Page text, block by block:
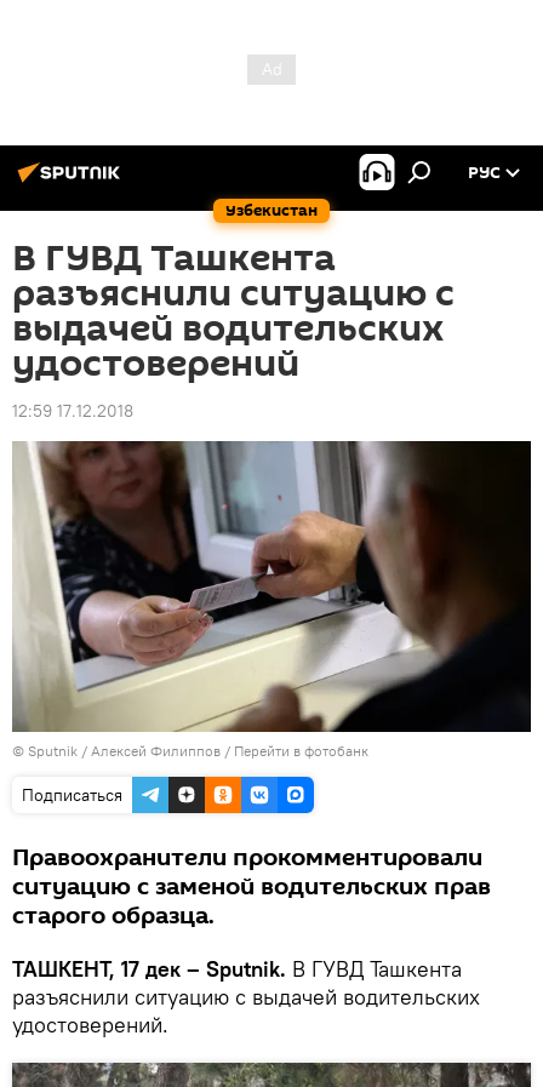
Узбекистан
РУС
В ГУВД Ташкента
разъяснили ситуацию с
выдачей водительских
удостоверений
12:59 17.12.2018
© Sputnik / Алексей Филиппов / Перейти в фотобанк
Подписаться
Правоохранители прокомментировали
ситуацию с заменой водительских прав
старого образца.
ТАШКЕНТ, 17 дек – Sputnik. В ГУВД Ташкента
разъяснили ситуацию с выдачей водительских
удостоверений.